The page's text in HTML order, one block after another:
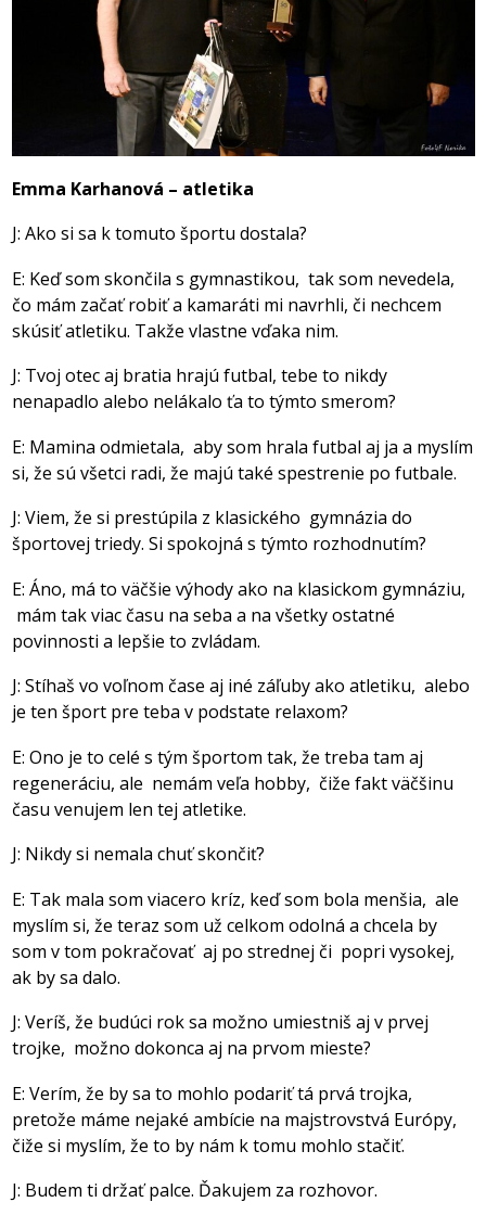
Emma Karhanová – atletika
J: Ako si sa k tomuto športu dostala?
E: Keď som skončila s gymnastikou, tak som nevedela,
čo mám začať robiť a kamaráti mi navrhli, či nechcem
skúsiť atletiku. Takže vlastne vďaka nim.
J: Tvoj otec aj bratia hrajú futbal, tebe to nikdy
nenapadlo alebo nelákalo ťa to týmto smerom?
E: Mamina odmietala, aby som hrala futbal aj ja a myslím
si, že sú všetci radi, že majú také spestrenie po futbale.
J: Viem, že si prestúpila z klasického gymnázia do
športovej triedy. Si spokojná s týmto rozhodnutím?
E: Áno, má to väčšie výhody ako na klasickom gymnáziu,
mám tak viac času na seba a na všetky ostatné
povinnosti a lepšie to zvládam.
J: Stíhaš vo voľnom čase aj iné záľuby ako atletiku, alebo
je ten šport pre teba v podstate relaxom?
E: Ono je to celé s tým športom tak, že treba tam aj
regeneráciu, ale nemám veľa hobby, čiže fakt väčšinu
času venujem len tej atletike.
J: Nikdy si nemala chuť skončiť?
E: Tak mala som viacero kríz, keď som bola menšia, ale
myslím si, že teraz som už celkom odolná a chcela by
som v tom pokračovať aj po strednej či popri vysokej,
ak by sa dalo.
J: Veríš, že budúci rok sa možno umiestniš aj v prvej
trojke, možno dokonca aj na prvom mieste?
E: Verím, že by sa to mohlo podariť tá prvá trojka,
pretože máme nejaké ambície na majstrovstvá Európy,
čiže si myslím, že to by nám k tomu mohlo stačiť.
J: Budem ti držať palce. Ďakujem za rozhovor.